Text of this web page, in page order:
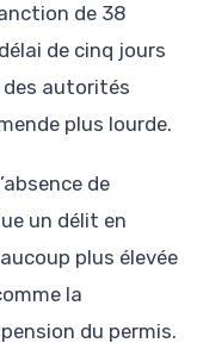
de 38
de cinq jours
autorités
plus lourde.
de
un délit en
plus élevée
la
du permis.